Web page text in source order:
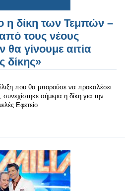
η δίκη των Τεμπών –
τους νέους
γίνουμε αιτία
δίκης»
που θα μπορούσε να προκαλέσει
σήμερα η δίκη για την
Εφετείο